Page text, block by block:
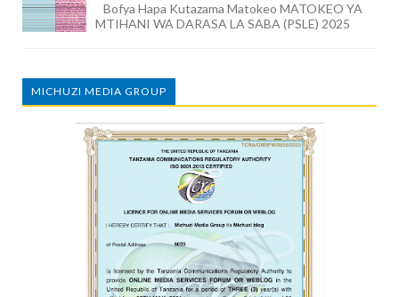
Bofya Hapa Kutazama Matokeo MATOKEO YA
MTIHANI WA DARASA LA SABA (PSLE) 2025
MICHUZI MEDIA GROUP